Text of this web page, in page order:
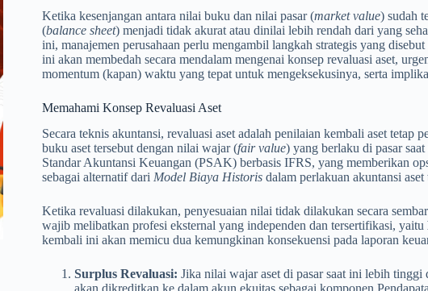
Ketika kesenjangan antara nilai buku dan nilai pasar (market value) sudah
(balance sheet) menjadi tidak akurat atau dinilai lebih rendah dari yang
ini, manajemen perusahaan perlu mengambil langkah strategis yang disebut
ini akan membedah secara mendalam mengenai konsep revaluasi aset,
momentum (kapan) waktu yang tepat untuk mengeksekusinya, serta
Memahami Konsep Revaluasi Aset
Secara teknis akuntansi, revaluasi aset adalah penilaian kembali aset tetap
buku aset tersebut dengan nilai wajar (fair value) yang berlaku di pasar
Standar Akuntansi Keuangan (PSAK) berbasis IFRS, yang memberikan
sebagai alternatif dari Model Biaya Historisdalam perlakuan akuntansi aset
Ketika revaluasi dilakukan, penyesuaian nilai tidak dilakukan secara
wajib melibatkan profesi eksternal yang independen dan tersertifikasi, yaitu
kembali ini akan memicu dua kemungkinan konsekuensi pada laporan
Surplus Revaluasi: Jika nilai wajar aset di pasar saat ini lebih